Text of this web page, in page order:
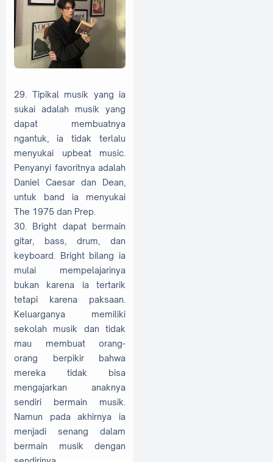
29. Tipikal musik yang ia
sukai adalah musik yang
dapat membuatnya
ngantuk, ia tidak terlalu
menyukai upbeat music.
Penyanyi favoritnya adalah
Daniel Caesar dan Dean,
untuk band ia menyukai
The 1975 dan Prep.
30. Bright dapat bermain
gitar, bass, drum, dan
keyboard. Bright bilang ia
mulai mempelajarinya
bukan karena ia tertarik
tetapi karena paksaan.
Keluarganya memiliki
sekolah musik dan tidak
mau membuat orang-
orang berpikir bahwa
mereka tidak bisa
mengajarkan anaknya
sendiri bermain musik.
Namun pada akhirnya ia
menjadi senang dalam
bermain musik dengan